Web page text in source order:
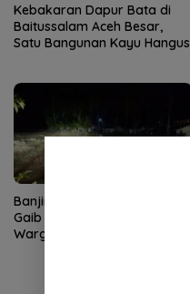
Kebakaran Dapur Bata di
Baitussalam Aceh Besar,
Satu Bangunan Kayu Hangus
Banjir Bandang Terjang Rikit
Gaib Gayo Lues, Rumah
Warga Sempat Terendam